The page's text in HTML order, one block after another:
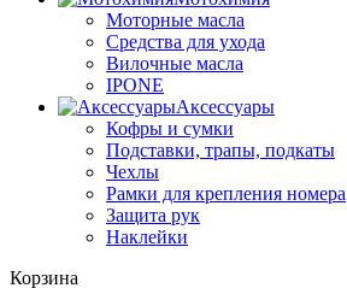
Моторные масла
Средства для ухода
Вилочные масла
IPONE
Аксессуары
Кофры и сумки
Подставки, трапы, подкаты
Чехлы
Рамки для крепления номера
Защита рук
Наклейки
Корзина